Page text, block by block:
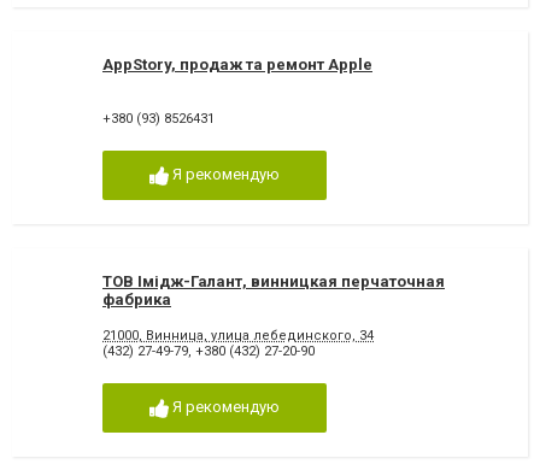
AppStory, продаж та ремонт Apple
+380 (93) 8526431
Я рекомендую
ТОВ Імідж-Галант, винницкая перчаточная
фабрика
21000, Винница, улица лебединского, 34
(432) 27-49-79, +380 (432) 27-20-90
Я рекомендую